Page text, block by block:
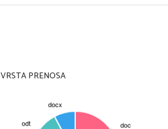
VRSTA PRENOSA